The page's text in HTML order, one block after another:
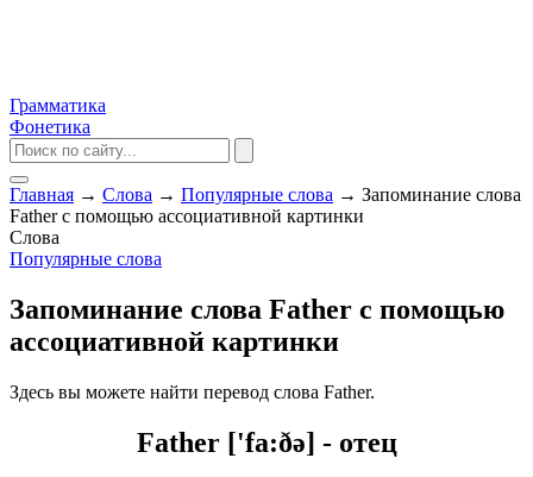
Грамматика
Фонетика
Главная → Слова → Популярные слова → Запоминание слова
Father с помощью ассоциативной картинки
Слова
Популярные слова
Запоминание слова Father с помощью
ассоциативной картинки
Здесь вы можете найти перевод слова Father.
Father ['fa:ðə] - отец